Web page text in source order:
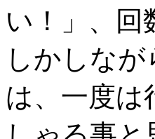
い！」、回
しかしな
は、一度は